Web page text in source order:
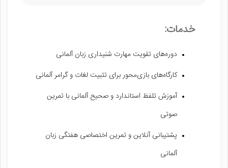
خدمات:
دوره‌های تقویت مهارت شنیداری زبان آلمانی
کارگاه‌های بازی‌محور برای تثبیت لغات و گرامر آلمانی
آموزش تلفظ استاندارد و صحیح آلمانی با تمرین
صوتی
پشتیبانی آنلاین و تمرین اختصاصی هفتگی زبان
آلمانی